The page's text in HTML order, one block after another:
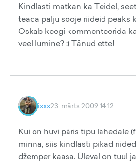
Kindlasti matkan ka Teidel,
teada palju sooje riideid peaks
Oskab keegi kommenteerida
veel lumine? :) Tänud ette!
ixxx23. märts 2009 14:12
Kui on huvi päris tipu lähedale
minna, siis kindlasti pikad
džemper kaasa. Üleval on tuul